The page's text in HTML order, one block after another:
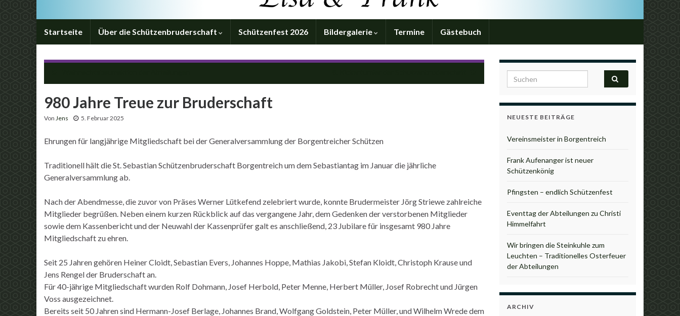
Startseite Über die Schützenbruderschaft Schützenfest 2026 Bildergalerie Termine Gästebuch
980 Jahre Treue zur Bruderschaft
Von Jens 5. Februar 2025
Ehrungen für langjährige Mitgliedschaft bei der Generalversammlung der Borgentreicher Schützen
Traditionell hält die St. Sebastian Schützenbruderschaft Borgentreich um dem Sebastiantag im Januar die jährliche
Generalversammlung ab.
Nach der Abendmesse, die zuvor von Präses Werner Lütkefend zelebriert wurde, konnte Brudermeister Jörg Striewe zahlreiche
Mitglieder begrüßen. Neben einem kurzen Rückblick auf das vergangene Jahr, dem Gedenken der verstorbenen Mitglieder
sowie dem Kassenbericht und der Neuwahl der Kassenprüfer galt es anschließend, 23 Jubilare für insgesamt 980 Jahre
Mitgliedschaft zu ehren.
Seit 25 Jahren gehören Heiner Cloidt, Sebastian Evers, Johannes Hoppe, Mathias Jakobi, Stefan Kloidt, Christoph Krause und
Jens Rengel der Bruderschaft an.
Für 40-jährige Mitgliedschaft wurden Rolf Dohmann, Josef Herbold, Peter Menne, Herbert Müller, Josef Robrecht und Jürgen
Voss ausgezeichnet.
Bereits seit 50 Jahren sind Hermann-Josef Berlage, Johannes Brand, Wolfgang Goldstein, Peter Müller, und Wilhelm Wrede dem
Search for:
NEUESTE BEITRÄGE
Vereinsmeister in Borgentreich
Frank Aufenanger ist neuer
Schützenkönig
Pfingsten – endlich Schützenfest
Eventtag der Abteilungen zu Christi
Himmelfahrt
Wir bringen die Steinkuhle zum
Leuchten – Traditionelles Osterfeuer
der Abteilungen
ARCHIV